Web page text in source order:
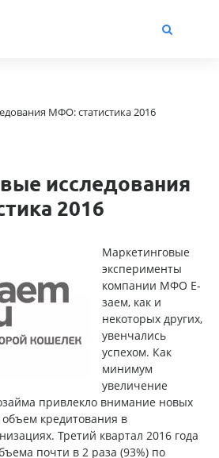
МФО: статистика 2016
исследования
2016
Маркетинговые
эксперименты
компании МФО E-
заем, как и
некоторых других,
увенчались
успехом. Как
минимум
увеличение
привлекло внимание новых
кредитования в
Третий квартал 2016 года
почти в 2 раза (93%) по